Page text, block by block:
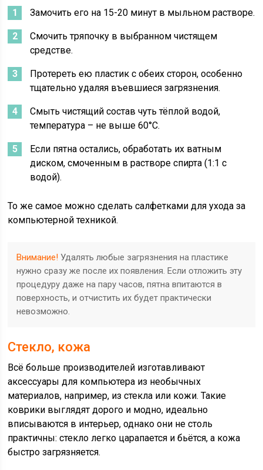
Замочить его на 15-20 минут в мыльном растворе.
Смочить тряпочку в выбранном чистящем
средстве.
Протереть ею пластик с обеих сторон, особенно
тщательно удаляя въевшиеся загрязнения.
Смыть чистящий состав чуть тёплой водой,
температура – не выше 60°С.
Если пятна остались, обработать их ватным
диском, смоченным в растворе спирта (1:1 с
водой).
То же самое можно сделать салфетками для ухода за
компьютерной техникой.
Внимание! Удалять любые загрязнения на пластике
нужно сразу же после их появления. Если отложить эту
процедуру даже на пару часов, пятна впитаются в
поверхность, и отчистить их будет практически
невозможно.
Стекло, кожа
Всё больше производителей изготавливают
аксессуары для компьютера из необычных
материалов, например, из стекла или кожи. Такие
коврики выглядят дорого и модно, идеально
вписываются в интерьер, однако они не столь
практичны: стекло легко царапается и бьётся, а кожа
быстро загрязняется.